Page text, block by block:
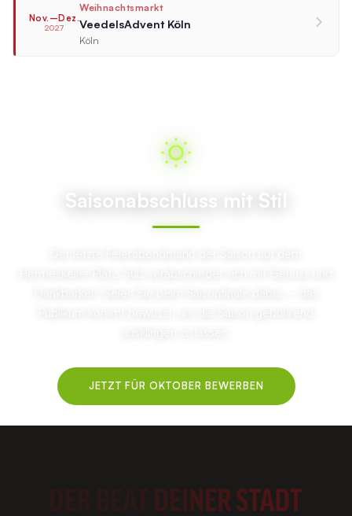
Nov.–Dez.
2027
Weihnachtsmarkt
VeedelsAdvent Köln
Köln
Saisonabschluss mit Stil
JETZT FÜR OKTOBER BEWERBEN